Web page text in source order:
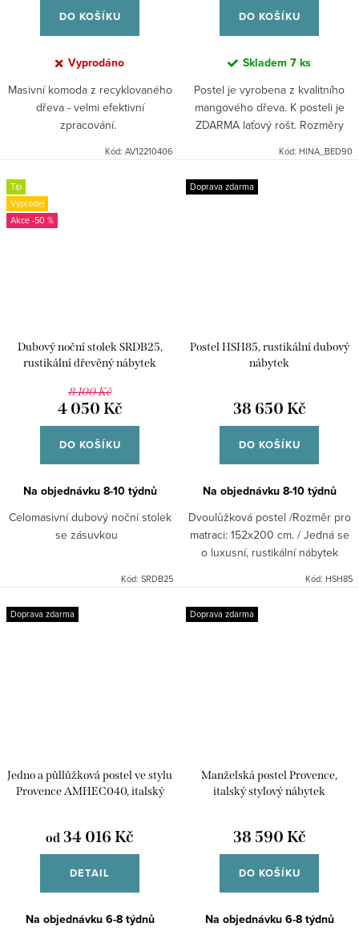
DO KOŠÍKU
Vyprodáno
Masivní komoda z recyklovaného
dřeva - velmi efektivní
zpracování.
Kód: AV12210406
DO KOŠÍKU
Skladem 7 ks
Postel je vyrobena z kvalitního
mangového dřeva. K posteli je
ZDARMA laťový rošt. Rozměry
Kód: HINA_BED90
Tip
Výprodej
-50 %
Dubový noční stolek SRDB25,
rustikální dřevěný nábytek
8 100 Kč
4 050 Kč
DO KOŠÍKU
Na objednávku 8-10 týdnů
Celomasivní dubový noční stolek
se zásuvkou
Kód: SRDB25
Doprava zdarma
Postel HSH85, rustikální dubový
nábytek
38 650 Kč
DO KOŠÍKU
Na objednávku 8-10 týdnů
Dvoulůžková postel /Rozměr pro
matraci: 152x200 cm. / Jedná se
o luxusní, rustikální nábytek
Povrchová úprava je...
Kód: HSH85
Doprava zdarma
Jedno a půllůžková postel ve stylu
Provence AMHEC040, italský
od 34 016 Kč
DETAIL
Na objednávku 6-8 týdnů
Doprava zdarma
Manželská postel Provence,
italský stylový nábytek
38 590 Kč
DO KOŠÍKU
Na objednávku 6-8 týdnů